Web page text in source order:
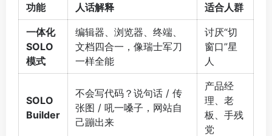
功能 人话解释 适合人群
一体化
SOLO
模式
编辑器、浏览器、终端、
文档四合一，像瑞士军刀
一样全能
讨厌“切
窗口”星
人
SOLO
Builder
不会写代码？说句话 / 传
张图 / 吼一嗓子，网站自
己蹦出来
产品经
理、老
板、手残
党